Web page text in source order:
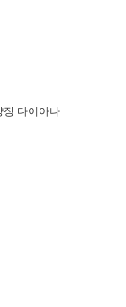
장 다이아나